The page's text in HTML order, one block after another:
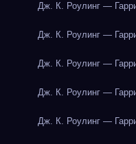
Дж. К. Роулинг —
Дж. К. Роулинг —
Дж. К. Роулинг —
Дж. К. Роулинг —
Дж. К. Роулинг —